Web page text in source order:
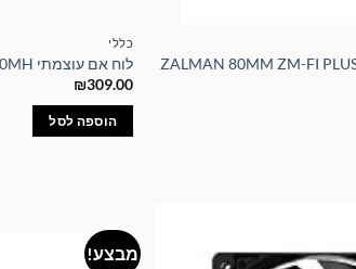
כללי
לוח אם עוצמתי BIOSTAR H410MH
₪309.00
הוספה לסל
מבצע!